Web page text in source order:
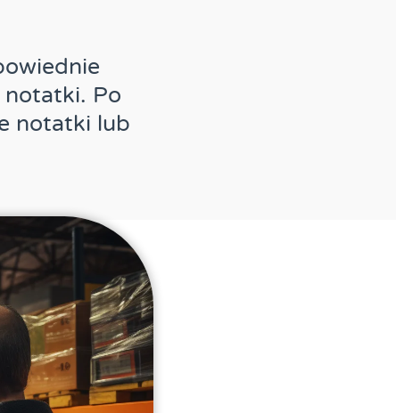
Po
notatki lub